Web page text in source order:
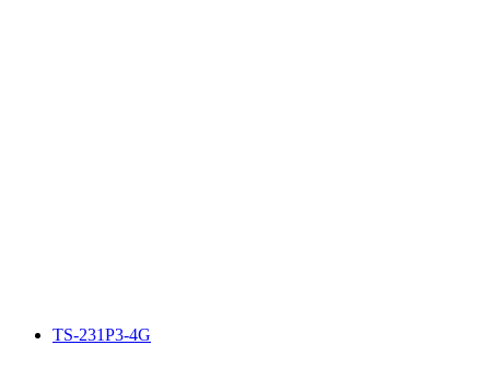
TS-231P3-4G